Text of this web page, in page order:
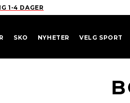
1-4 DAGER
SKO NYHETER VELG SPORT